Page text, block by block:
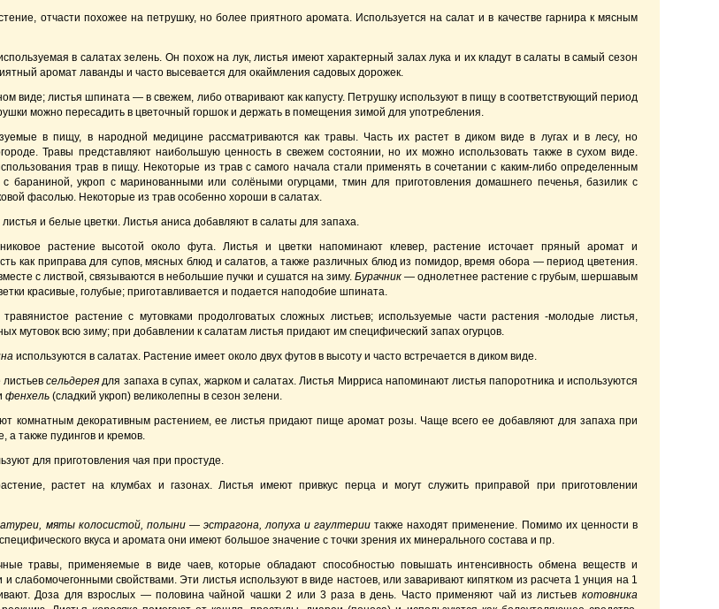
отчасти похожее на петрушку, но более приятного аромата. Используется на салат и в качестве гарнира к мясным
в салатах зелень. Он похож на лук, листья имеют характерный залах лука и их кладут в салаты в самый сезон
аромат лаванды и часто высевается для окаймления садовых дорожек.
виде; листья шпината — в свежем, либо отваривают как капусту. Петрушку используют в пищу в соответствующий период
можно пересадить в цветочный горшок и держать в помещения зимой для употребления.
в пищу, в народной медицине рассматриваются как травы. Часть их растет в диком виде в лугах и в лесу, но
Травы представляют наибольшую ценность в свежем состоянии, но их можно использовать также в сухом виде.
трав в пищу. Некоторые из трав с самого начала стали применять в сочетании с каким-либо определенным
бараниной, укроп с маринованными или солёными огурцами, тмин для приготовления домашнего печенья, базилик с
фасолью. Некоторые из трав особенно хороши в салатах.
и белые цветки. Листья аниса добавляют в салаты для запаха.
растение высотой около фута. Листья и цветки напоминают клевер, растение источает пряный аромат и
как приправа для супов, мясных блюд и салатов, а также различных блюд из помидор, время обора — период цветения.
с листвой, связываются в небольшие пучки и сушатся на зиму. Бурачник— однолетнее растение с грубым, шершавым
красивые, голубые; приготавливается и подается наподобие шпината.
растение с мутовками продолговатых сложных листьев; используемые части растения -молодые листья,
мутовок всю зиму; при добавлении к салатам листья придают им специфический запах огурцов.
используются в салатах. Растение имеет около двух футов в высоту и часто встречается в диком виде.
листьевсельдерея для запаха в супах, жарком и салатах. Листья Мирриса напоминают листья папоротника и используются
фенхель (сладкий укроп) великолепны в сезон зелени.
комнатным декоративным растением, ее листья придают пище аромат розы. Чаще всего ее добавляют для запаха при
а также пудингов и кремов.
для приготовления чая при простуде.
растет на клумбах и газонах. Листья имеют привкус перца и могут служить приправой при приготовлении
мяты колосистой, полыни— эстрагона, лопуха и гаултерии также находят применение. Помимо их ценности в
вкуса и аромата они имеют большое значение с точки зрения их минерального состава и пр.
травы, применяемые в виде чаев, которые обладают способностью повышать интенсивность обмена веществ и
и слабомочегонными свойствами. Эти листья используют в виде настоев, или заваривают кипятком из расчета 1 унция на 1
Доза для взрослых — половина чайной чашки 2 или 3 раза в день. Часто применяют чай из листьев котовника